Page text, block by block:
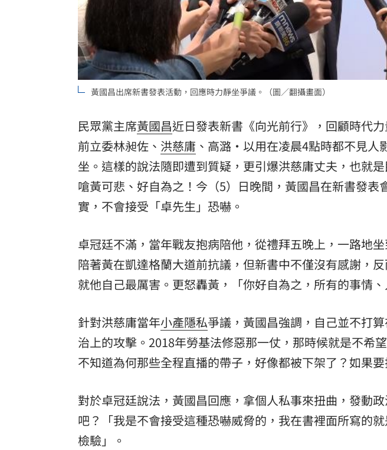
市場到酒場料理！可果美蕃茄醬創無限可能 12:00
父親節送會拉筋的按摩椅 爸爸「筋歡喜」 18:00
油品食安事件引關注 挑選保健食品要注意
罕病博士彭士齊 輪椅上的生命覺醒！ 11:00
酷澎「爸氣父親節」國際官方品牌齊聚
黃國昌出席新書發表活動，回應時力靜坐爭議。（圖／翻攝畫面）
民眾黨主席黃國昌近日發表新書《向光前行》，回顧時代
前立委林昶佐、 洪慈庸 、高潞·以用在凌晨4點時都不見人
坐。這樣的說法隨即遭到質疑，更引爆洪慈庸丈夫，也就
嗆黃可悲、好自為之！今（5）日晚間，黃國昌在新書發表
實，不會接受「卓先生」恐嚇。
卓冠廷不滿，當年戰友抱病陪他，從禮拜五晚上，一路地
陪著黃在凱達格蘭大道前抗議，但新書中不僅沒有感謝，
就他自己最厲害。更怒轟黃，「你好自為之，所有的事情、
針對洪慈庸當年小產隱私爭議，黃國昌強調，自己並不打
治上的攻擊。2018年勞基法修惡那一仗，那時候就是不希
不知道為何那些全程直播的帶子，好像都被下架了？如果
對於卓冠廷說法，黃國昌回應，拿個人私事來扭曲，發動政
吧？「我是不會接受這種恐嚇威脅的，我在書裡面所寫的
檢驗」。